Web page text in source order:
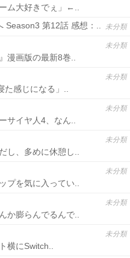
ム大好きでぇ」←..
未分類
Season3 第12話 感想：..
未分類
漫画版の最新8巻..
未分類
た感じになる」..
未分類
サイヤ人4、なん..
未分類
し、多めに休憩し..
未分類
プを気に入ってい..
未分類
か膨らんでるんで..
未分類
横にSwitch..